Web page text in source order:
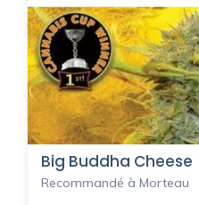
Big Buddha Cheese
Recommandé à Morteau